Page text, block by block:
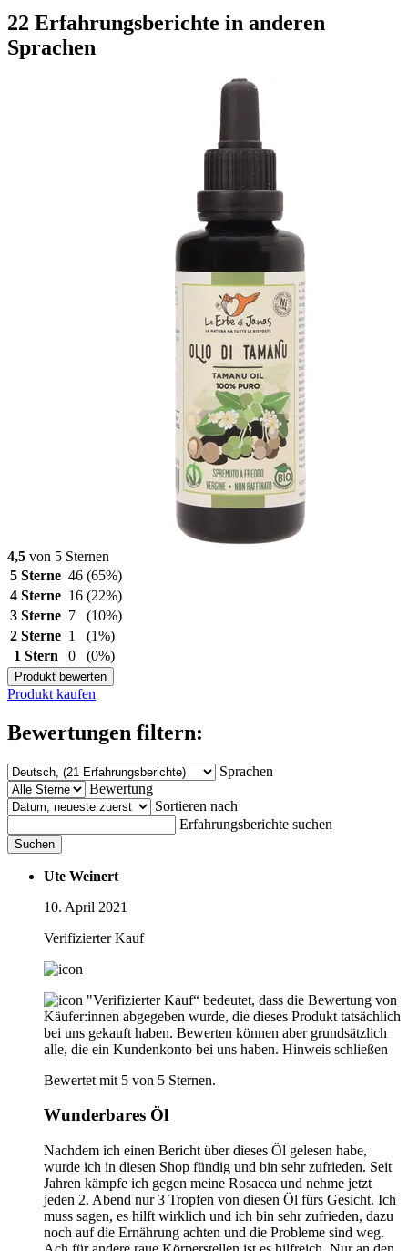
22 Erfahrungsberichte in anderen
Sprachen
4,5 von 5 Sternen
5 Sterne 46 (65%)
4 Sterne 16 (22%)
3 Sterne 7
(10%)
2 Sterne 1
(1%)
1 Stern
0 (0%)
Produkt bewerten
Produkt kaufen
Bewertungen filtern:
Sprachen
Bewertung
Sortieren nach
Erfahrungsberichte suchen
Suchen
Ute Weinert
10. April 2021
Verifizierter Kauf
"Verifizierter Kauf“ bedeutet, dass die Bewertung von
Käufer:innen abgegeben wurde, die dieses Produkt tatsächlich
bei uns gekauft haben. Bewerten können aber grundsätzlich
alle, die ein Kundenkonto bei uns haben. Hinweis schließen
Bewertet mit 5 von 5 Sternen.
Wunderbares Öl
Nachdem ich einen Bericht über dieses Öl gelesen habe,
wurde ich in diesen Shop fündig und bin sehr zufrieden. Seit
Jahren kämpfe ich gegen meine Rosacea und nehme jetzt
jeden 2. Abend nur 3 Tropfen von diesen Öl fürs Gesicht. Ich
muss sagen, es hilft wirklich und ich bin sehr zufrieden, dazu
noch auf die Ernährung achten und die Probleme sind weg.